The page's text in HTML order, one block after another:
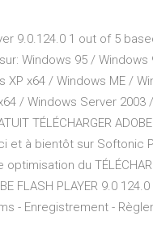
9.0.124.0 1 out of 5
Windows 95 /
XP x64 / Windows ME /
/ Windows Server 2003 /
TÉLÉCHARGER
et à bientôt sur Softonic
du
FLASH PLAYER 9.0
- Enregistrement -